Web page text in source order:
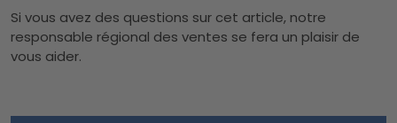
Si vous avez des questions sur cet article, notre
responsable régional des ventes se fera un plaisir de
vous aider.